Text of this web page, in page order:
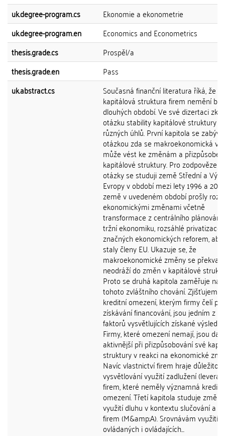
uk.degree-program.cs
Ekonomie a ekonometrie
uk.degree-program.en
Economics and Econometrics
thesis.grade.cs
Prospěl/a
thesis.grade.en
Pass
uk.abstract.cs
Současná finanční literatura říká, že se
kapitálová struktura firem nemění
dlouhých období. Ve své dizertaci
otázku stability kapitálové struktury z
různých úhlů. První kapitola se zabývá
otázkou zda se makroekonomická
může vést ke změnám a přizpůsobení
kapitálové struktury. Pro
otázky se studuji země Střední a
Evropy v období mezi lety 1996 a
země v uvedeném období prošly
ekonomickými změnami včetně
transformace z centrálního plánování
tržní ekonomiku, rozsáhlé privatizace
značných ekonomických reforem,
staly členy EU. Ukazuje se, že
makroekonomické změny se
neodráží do změn v kapitálové
Proto se druhá kapitola zaměřuje na
tohoto zvláštního chování. Zjišťujeme,
kreditní omezení, kterým firmy čelí při
získávání financování, jsou jedním z
faktorů vysvětlujících získané výsledky.
Firmy, které omezení nemají, jsou
aktivnější při přizpůsobování své
struktury v reakci na ekonomické
Navíc vlastnictví firem hraje
vysvětlování využití zadlužení
firem, které neměly významná kreditní
omezení. Třetí kapitola studuje
využití dluhu v kontextu slučování a
firem (M&amp;A). Srovnávám využití
ovládaných i ovládajících...